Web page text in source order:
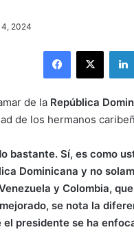
2024
Facebook
X
de la República
de los hermanos
bastante. Sí, es como
Dominicana y no
y Colombia,
se nota la
el presidente se ha